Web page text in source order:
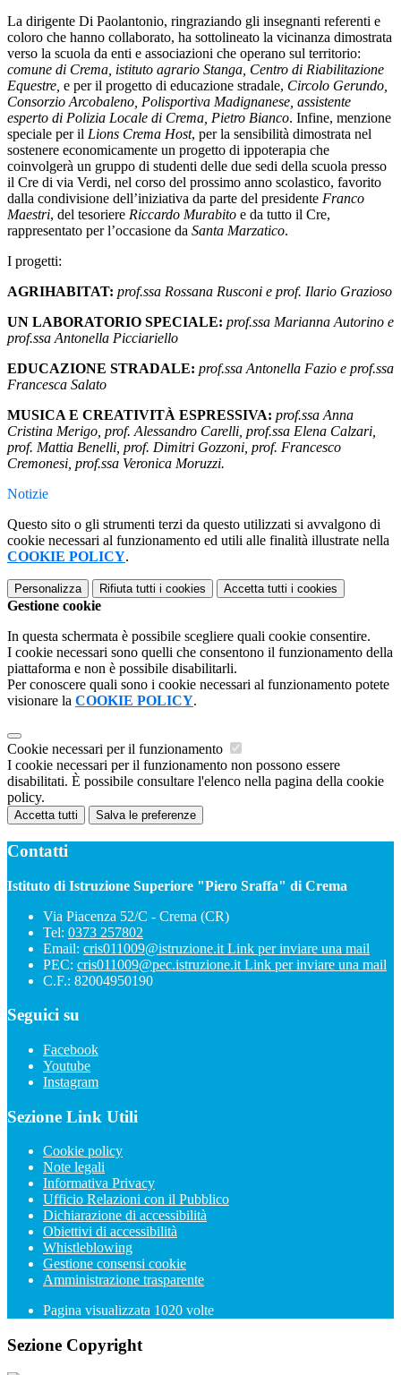
La dirigente Di Paolantonio, ringraziando gli insegnanti referenti e
coloro che hanno collaborato, ha sottolineato la vicinanza dimostrata
verso la scuola da enti e associazioni che operano sul territorio:
comune di Crema, istituto agrario Stanga, Centro di Riabilitazione
Equestre, e per il progetto di educazione stradale, Circolo Gerundo,
Consorzio Arcobaleno, Polisportiva Madignanese, assistente
esperto di Polizia Locale di Crema, Pietro Bianco. Infine, menzione
speciale per il Lions Crema Host, per la sensibilità dimostrata nel
sostenere economicamente un progetto di ippoterapia che
coinvolgerà un gruppo di studenti delle due sedi della scuola presso
il Cre di via Verdi, nel corso del prossimo anno scolastico, favorito
dalla condivisione dell’iniziativa da parte del presidente Franco
Maestri, del tesoriere Riccardo Murabito e da tutto il Cre,
rappresentato per l’occasione da Santa Marzatico.
I progetti:
AGRIHABITAT: prof.ssa Rossana Rusconi e prof. Ilario Grazioso
UN LABORATORIO SPECIALE: prof.ssa Marianna Autorino e
prof.ssa Antonella Picciariello
EDUCAZIONE STRADALE: prof.ssa Antonella Fazio e prof.ssa
Francesca Salato
MUSICA E CREATIVITÀ ESPRESSIVA: prof.ssa Anna
Cristina Merigo, prof. Alessandro Carelli, prof.ssa Elena Calzari,
prof. Mattia Benelli, prof. Dimitri Gozzoni, prof. Francesco
Cremonesi, prof.ssa Veronica Moruzzi.
Notizie
Questo sito o gli strumenti terzi da questo utilizzati si avvalgono di
cookie necessari al funzionamento ed utili alle finalità illustrate nella
COOKIE POLICY.
Personalizza Rifiuta tutti i cookies Accetta tutti i cookies
Gestione cookie
In questa schermata è possibile scegliere quali cookie consentire.
I cookie necessari sono quelli che consentono il funzionamento della
piattaforma e non è possibile disabilitarli.
Per conoscere quali sono i cookie necessari al funzionamento potete
visionare la COOKIE POLICY.
Cookie necessari per il funzionamento
I cookie necessari per il funzionamento non possono essere
disabilitati. È possibile consultare l'elenco nella pagina della cookie
policy.
Accetta tutti Salva le preferenze
Contatti
Istituto di Istruzione Superiore "Piero Sraffa" di Crema
Via Piacenza 52/C - Crema (CR)
Tel: 0373 257802
Email: cris011009@istruzione.it Link per inviare una mail
PEC: cris011009@pec.istruzione.it Link per inviare una mail
C.F.: 82004950190
Seguici su
Facebook
Youtube
Instagram
Sezione Link Utili
Cookie policy
Note legali
Informativa Privacy
Ufficio Relazioni con il Pubblico
Dichiarazione di accessibilità
Obiettivi di accessibilità
Whistleblowing
Gestione consensi cookie
Amministrazione trasparente
Pagina visualizzata 1020 volte
Sezione Copyright